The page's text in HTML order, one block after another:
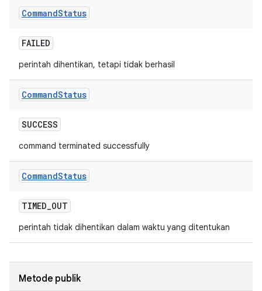
CommandStatus
FAILED
perintah dihentikan, tetapi tidak berhasil
CommandStatus
SUCCESS
command terminated successfully
CommandStatus
TIMED_OUT
perintah tidak dihentikan dalam waktu yang ditentukan
Metode publik